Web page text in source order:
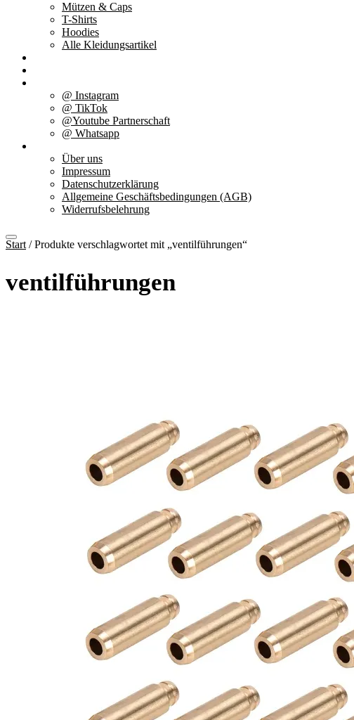
Mützen & Caps
T-Shirts
Hoodies
Alle Kleidungsartikel
@ Instagram
@ TikTok
@Youtube Partnerschaft
@ Whatsapp
Über uns
Impressum
Datenschutzerklärung
Allgemeine Geschäftsbedingungen (AGB)
Widerrufsbelehrung
Start / Produkte verschlagwortet mit „ventilführungen“
ventilführungen